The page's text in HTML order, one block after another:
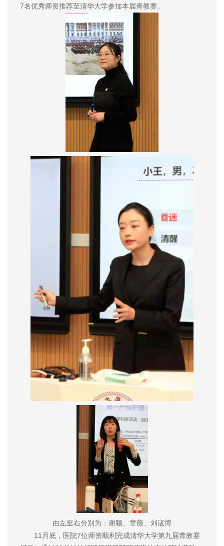
7名优秀师资推荐至清华大学参加本届青教赛。
由左至右分别为：谢颖、章薇、刘宬博
11月底，医院7位师资顺利完成清华大学第九届青教赛